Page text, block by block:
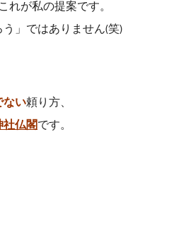
これが私の提案です。
う」ではありません(笑)
ない頼り方、
社仏閣です。